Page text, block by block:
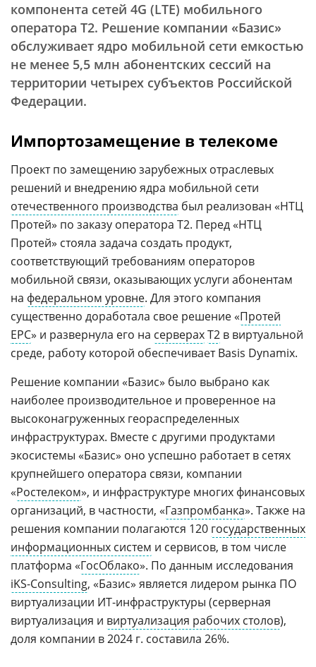
компонента сетей 4G (LTE) мобильного
оператора Т2. Решение компании «Базис»
обслуживает ядро мобильной сети емкостью
не менее 5,5 млн абонентских сессий на
территории четырех субъектов Российской
Федерации.
Импортозамещение в телекоме
Проект по замещению зарубежных отраслевых
решений и внедрению ядра мобильной сети
отечественного производства был реализован «НТЦ
Протей» по заказу оператора Т2. Перед «НТЦ
Протей» стояла задача создать продукт,
соответствующий требованиям операторов
мобильной связи, оказывающих услуги абонентам
на федеральном уровне. Для этого компания
существенно доработала свое решение «Протей
EPC» и развернула его на серверахТ2 в виртуальной
среде, работу которой обеспечивает Basis Dynamix.
Решение компании «Базис» было выбрано как
наиболее производительное и проверенное на
высоконагруженных геораспределенных
инфраструктурах. Вместе с другими продуктами
экосистемы «Базис» оно успешно работает в сетях
крупнейшего оператора связи, компании
«Ростелеком», и инфраструктуре многих финансовых
организаций, в частности, «Газпромбанка». Также на
решения компании полагаются 120 государственных
информационных систем и сервисов, в том числе
платформа «ГосОблако». По данным исследования
iKS-Consulting, «Базис» является лидером рынка ПО
виртуализации ИТ-инфраструктуры (серверная
виртуализация и виртуализация рабочих столов),
доля компании в 2024 г. составила 26%.